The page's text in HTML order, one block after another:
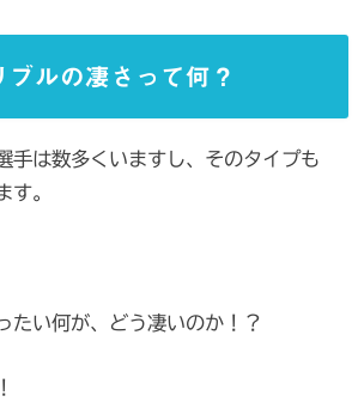
ブルの凄さって何？
手は数多くいますし、そのタイプも
す。
たい何が、どう凄いのか！？